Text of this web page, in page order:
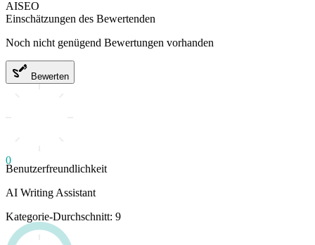
AISEO
Einschätzungen des Bewertenden
Noch nicht genügend Bewertungen vorhanden
Bewerten
0
Benutzerfreundlichkeit
AI Writing Assistant
Kategorie-Durchschnitt: 9